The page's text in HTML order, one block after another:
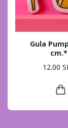
Gula
cm.*
12.00